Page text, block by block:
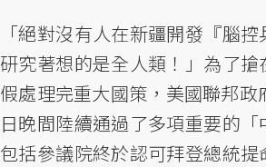
「絕對沒有人在新疆開發『腦
研究著想的是全人類！」為了
假處理完重大國策，美國聯邦政
日晚間陸續通過了多項重要的
包括參議院終於認可拜登總統